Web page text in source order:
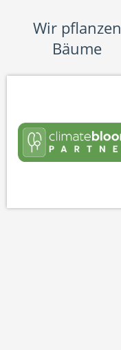
Wir pflanzen
Bäume